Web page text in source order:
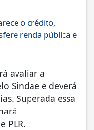
o crédito,
renda pública e
avaliar a
Sindae e deverá
Superada essa
PLR.